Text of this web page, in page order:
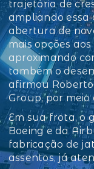
trajetória de
ampliando essa
abertura de
mais opções
aproximando
também o
afirmou Roberto
Group, por meio
Em sua frota, o
Boeing e da
fabricação de
assentos, já